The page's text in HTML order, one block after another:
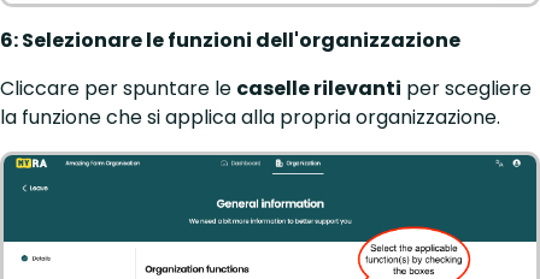
6: Selezionare le funzioni dell'organizzazione
Cliccare per spuntare le caselle rilevanti per scegliere
la funzione che si applica alla propria organizzazione.